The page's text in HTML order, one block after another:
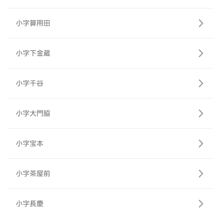
小字算用田
小字下金蔵
小字千谷
小字大門脇
小字宝本
小字茶屋前
小字長慶